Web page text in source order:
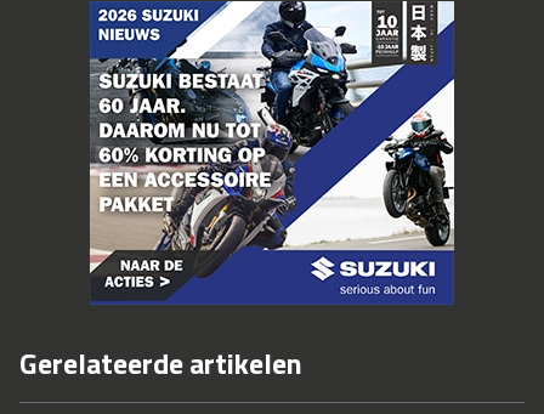
Gerelateerde artikelen